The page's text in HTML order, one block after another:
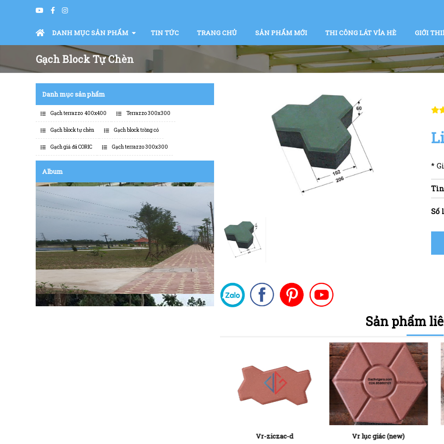
DANH MỤC SẢN PHẨM TIN TỨC TRANG CHỦ SẢN PHẨM MỚI THI CÔNG LÁT VỈA HÈ GIỚI
Gạch Block Tự Chèn
Danh mục sản phẩm
Gạch terrazzo 400x400 Terrazzo 300x300
Gạch block tự chèn Gạch block trồng cỏ
Gạch giả đá CORIC Gạch terrazzo 300x300
Album
*
Số
Sản phẩm
Vr-ziczac-d Vr lục giác (new)